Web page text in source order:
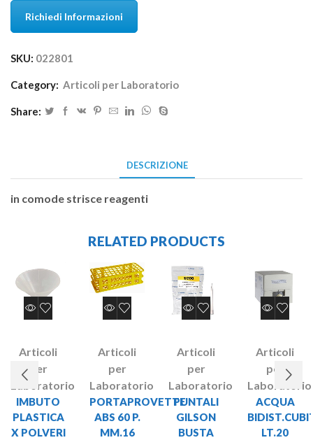
Richiedi Informazioni
SKU: 022801
Category: Articoli per Laboratorio
Share:
DESCRIZIONE
in comode strisce reagenti
RELATED PRODUCTS
Articoli
per
Laboratorio
IMBUTO
PLASTICA
X POLVERI
Articoli
per
Laboratorio
PORTAPROVETTE
ABS 60 P.
MM.16
Articoli
per
Laboratorio
PUNTALI
GILSON
BUSTA
Articoli
per
Laboratorio
ACQUA
LT.20